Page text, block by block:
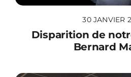
30 JANVIER
Disparition de
Bernard